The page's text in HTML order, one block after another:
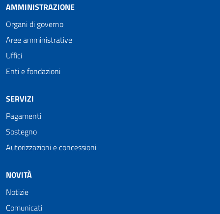
AMMINISTRAZIONE
Organi di governo
Aree amministrative
Uffici
Enti e fondazioni
SERVIZI
Pagamenti
Sostegno
Autorizzazioni e concessioni
NOVITÀ
Notizie
Comunicati